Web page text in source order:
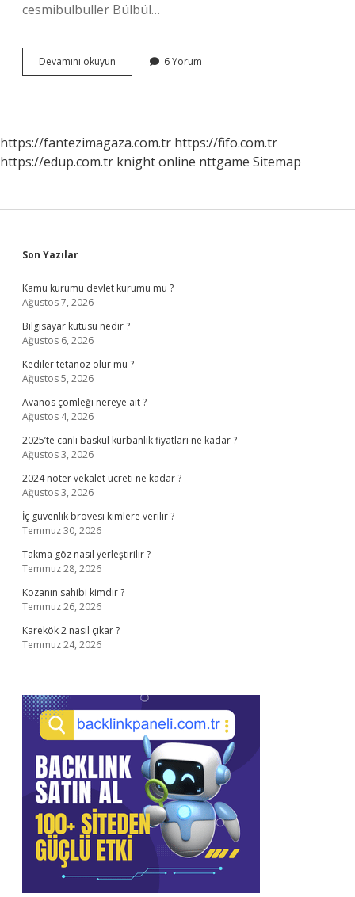
cesmibulbuller Bülbül…
Devamını okuyun
Bülbül
6 Yorum
https://fantezimagaza.com.tr https://fifo.com.tr
https://edup.com.tr knight online nttgame Sitemap
Sidebar
Son Yazılar
Kamu kurumu devlet kurumu mu ?
Ağustos 7, 2026
Bilgisayar kutusu nedir ?
Ağustos 6, 2026
Kediler tetanoz olur mu ?
Ağustos 5, 2026
Avanos çömleği nereye ait ?
Ağustos 4, 2026
2025’te canlı baskül kurbanlık fiyatları ne kadar ?
Ağustos 3, 2026
2024 noter vekalet ücreti ne kadar ?
Ağustos 3, 2026
İç güvenlik brovesi kimlere verilir ?
Temmuz 30, 2026
Takma göz nasıl yerleştirilir ?
Temmuz 28, 2026
Kozanın sahibi kimdir ?
Temmuz 26, 2026
Karekök 2 nasıl çıkar ?
Temmuz 24, 2026